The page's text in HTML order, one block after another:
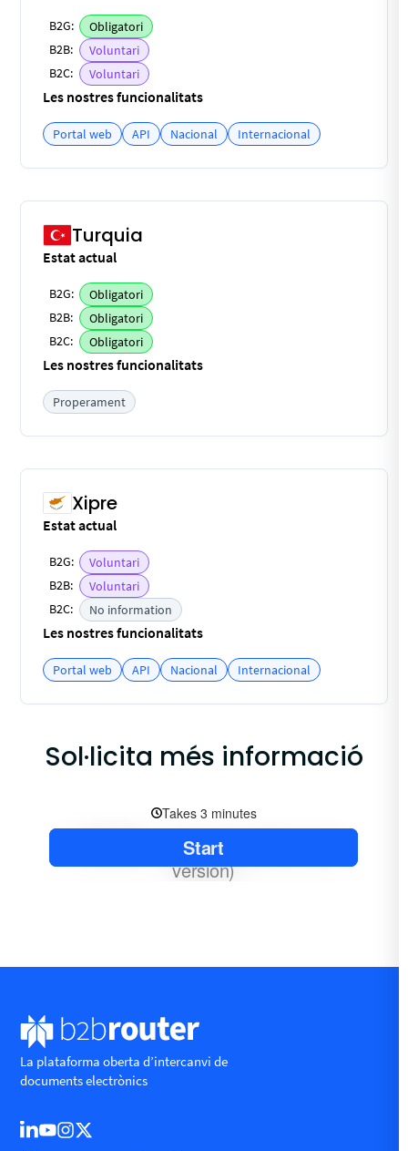
B2G:
Obligatori
B2B:
Voluntari
B2C:
Voluntari
Les nostres funcionalitats
Portal web API Nacional Internacional
Turquia
Estat actual
B2G:
Obligatori
B2B:
Obligatori
B2C:
Obligatori
Les nostres funcionalitats
Properament
Xipre
Estat actual
B2G:
Voluntari
B2B:
Voluntari
B2C:
No information
Les nostres funcionalitats
Portal web API Nacional Internacional
Sol·licita més informació
La plataforma oberta d’intercanvi de
documents electrònics